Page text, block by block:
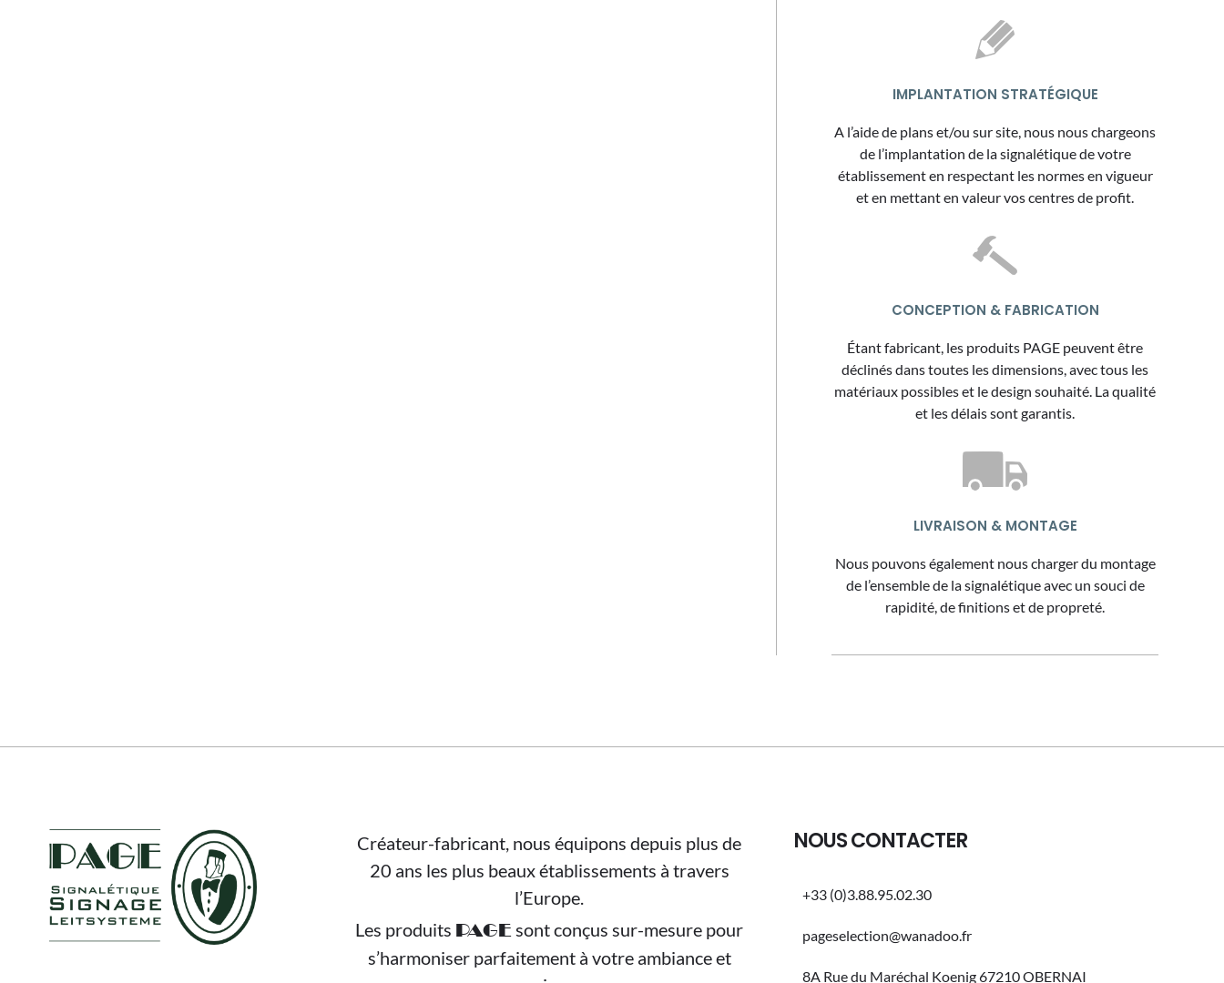
IMPLANTATION STRATÉGIQUE
A l’aide de plans et/ou sur site, nous nous chargeons
de l’implantation de la signalétique de votre
établissement en respectant les normes en vigueur
et en mettant en valeur vos centres de profit.
CONCEPTION & FABRICATION
Étant fabricant, les produits PAGE peuvent être
déclinés dans toutes les dimensions, avec tous les
matériaux possibles et le design souhaité. La qualité
et les délais sont garantis.
LIVRAISON & MONTAGE
Nous pouvons également nous charger du montage
de l’ensemble de la signalétique avec un souci de
rapidité, de finitions et de propreté.
Créateur-fabricant, nous équipons depuis plus de
20 ans les plus beaux établissements à travers
l’Europe.
Les produits PAGEsont conçus sur-mesure pour
s’harmoniser parfaitement à votre ambiance et
NOUS CONTACTER
+33 (0)3.88.95.02.30
pageselection@wanadoo.fr
8A Rue du Maréchal Koenig 67210 OBERNAI